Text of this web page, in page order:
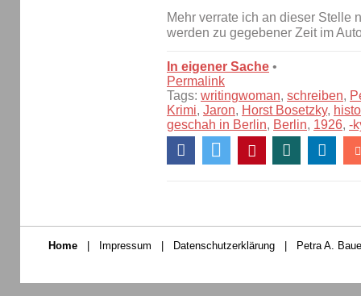
Mehr verrate ich an dieser Stelle
werden zu gegebener Zeit im
In eigener Sache •
Permalink
Tags: writingwoman, schreiben,
Krimi, Jaron, Horst Bosetzky,
geschah in Berlin, Berlin, 1926, -
Home | Impressum | Datenschutzerklärung | Petra A.